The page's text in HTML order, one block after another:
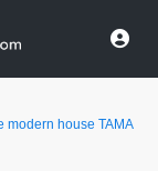
modern house TAMA